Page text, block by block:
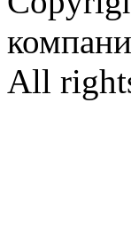
All